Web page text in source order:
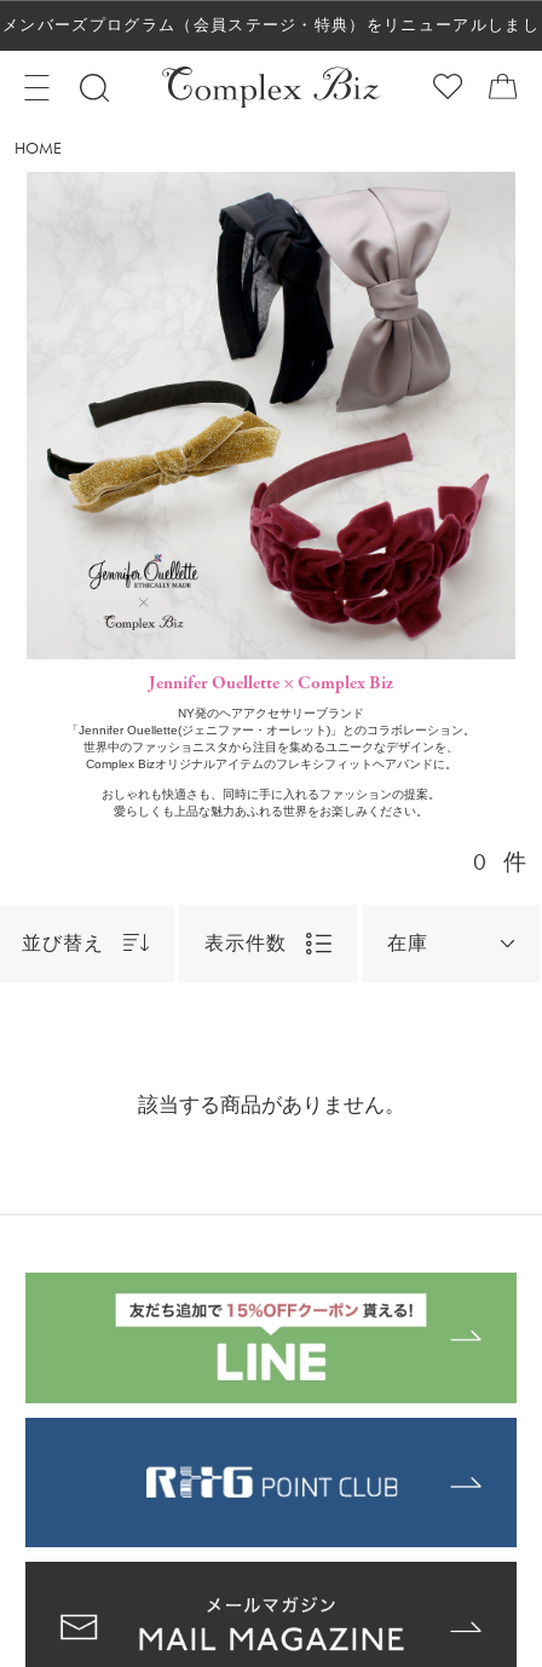
メンバーズプログラム（会員ステージ・特典）をリニューアルしまし
た！
HOME
Jennifer Ouellette × Complex Biz
NY発のヘアアクセサリーブランド
「Jennifer Ouellette(ジェニファー・オーレット)」とのコラボレーション。
世界中のファッショニスタから注目を集めるユニークなデザインを、
Complex Bizオリジナルアイテムのフレキシフィットヘアバンドに。
おしゃれも快適さも、同時に手に入れるファッションの提案。
愛らしくも上品な魅力あふれる世界をお楽しみください。
0 件
並び替え 表示件数 在庫
該当する商品がありません。